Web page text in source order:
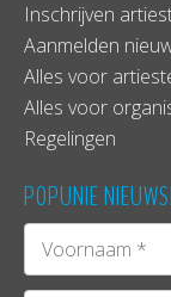
Inschrijven
Aanmelden
Alles voor
Alles voor
Regelingen
POPUNIE